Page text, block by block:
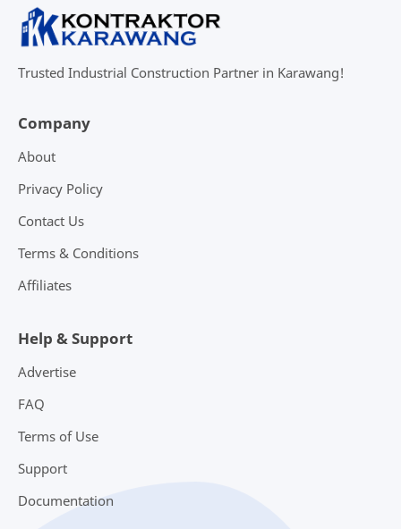
Trusted Industrial Construction Partner in Karawang!
Company
About
Privacy Policy
Contact Us
Terms & Conditions
Affiliates
Help & Support
Advertise
FAQ
Terms of Use
Support
Documentation